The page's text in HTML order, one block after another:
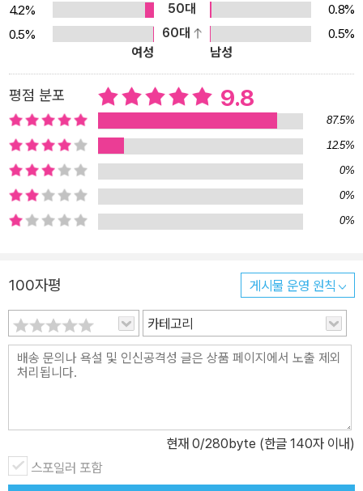
되었습니다. ◆ 점과 선으로 단순화 시킨 그림 속에 실감나는 표정 인
물을 단순화시켜서 가볍게 터치한 이 그림은 친근하고 코믹합니다.
신나게 눈 구경 하던 아이의 쩍벌어진 입, 유이의 어두워진 표정엔 그
비뚜러진 눈썹과 빨개진 볼과 이그러진 입모양이 단순한 선이지만 실
감나면서도 코믹하게 그려져 있습니다. 추위에 떨며 집으로 돌아오는
유이의 모습이나 형이 유이에게 코코아를 타다 주는 동작은 작은 컷
으로 나누어 동작을 변화시켜가며 익살스럽게 표현하여 진짜 움직이
는 것처럼 실감나는 것도 이 그림의 독특한 점입니다. 선과 점을 이용
해 단순하게 표현한 사람들의 표정엔 감정 상태가 익살스럽게 표현되
어 있고 그림만 봐도 웃음이 절로 나는 재미있는 장면을 가벼운 수채
4.2%
50대
0.8%
0.5%
60대
0.5%
여성
남성
평점 분포 9.8
87.5%
12.5%
0%
0%
0%
100자평 게시물 운영 원칙
카테고리
현재 0/280byte (한글 140자 이내)
스포일러 포함